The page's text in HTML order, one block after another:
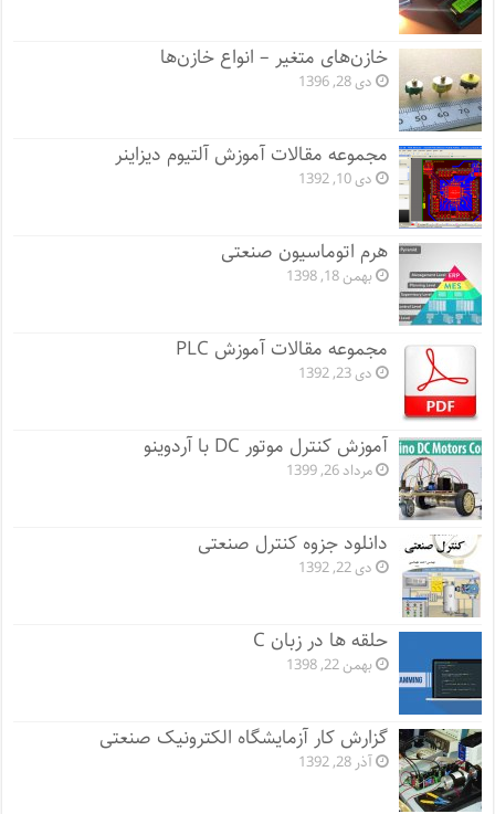
خازن‌های متغیر – انواع خازن‌ها
دی 28, 1396
مجموعه مقالات آموزش آلتیوم دیزاینر
دی 10, 1392
هرم اتوماسیون صنعتی
بهمن 18, 1398
مجموعه مقالات آموزش PLC
دی 23, 1392
آموزش کنترل موتور DC با آردوینو
مرداد 26, 1399
دانلود جزوه کنترل صنعتی
دی 22, 1392
حلقه ها در زبان C
بهمن 22, 1398
گزارش کار آزمایشگاه الکترونیک صنعتی
آذر 28, 1392